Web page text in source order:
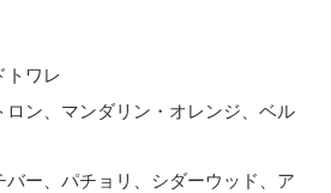
トワレ
ロン、マンダリン・オレンジ、ベル
バー、パチョリ、シダーウッド、ア